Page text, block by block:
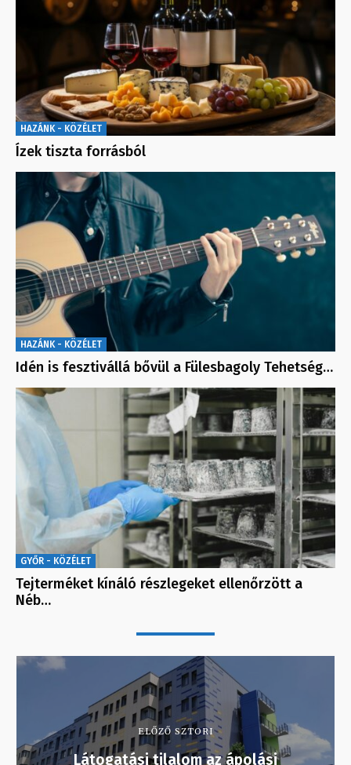
HAZÁNK - KÖZÉLET
Ízek tiszta forrásból
HAZÁNK - KÖZÉLET
Idén is fesztivállá bővül a Fülesbagoly Tehetség…
GYŐR - KÖZÉLET
Tejterméket kínáló részlegeket ellenőrzött a
Néb…
ELŐZŐ SZTORI
Látogatási tilalom az ápolási